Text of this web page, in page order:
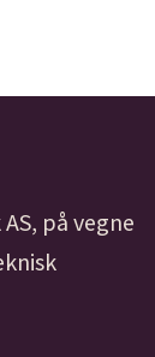
på vegne